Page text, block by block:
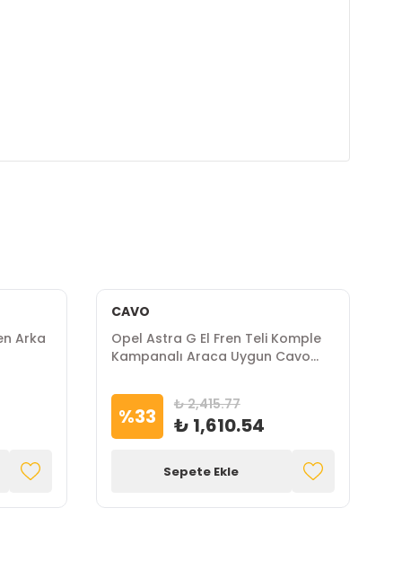
Arka
CAVO
Opel Astra G El Fren Teli Komple
Kampanalı Araca Uygun Cavo
%33 ₺ 2,415.77
₺ 1,610.54
Sepete Ekle